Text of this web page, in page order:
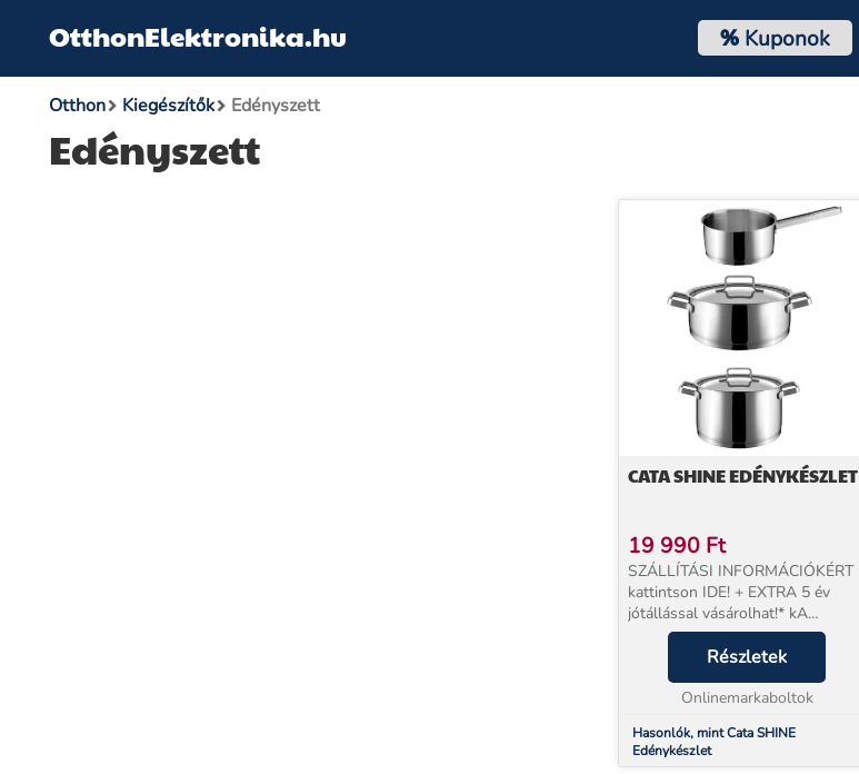
OtthonElektronika.hu %Kuponok
Otthon Kiegészítők Edényszett
Edényszett
CATA SHINE EDÉNYKÉSZLET
19 990 Ft
SZÁLLÍTÁSI INFORMÁCIÓKÉRT
kattintson IDE! + EXTRA 5 év
jótállással vásárolhat!* kA
megrendelt termékeket két SAJÁT
munkatársunk szállítja házhoz,
órapontosan, az ország egész
területén! ...
Részletek
Onlinemarkaboltok
Hasonlók, mint Cata SHINE
Edénykészlet